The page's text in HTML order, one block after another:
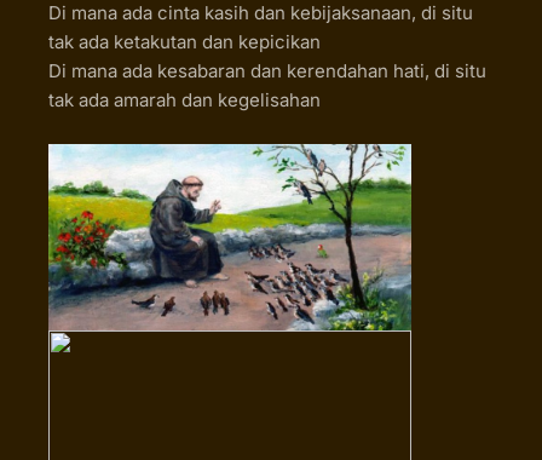
Di mana ada cinta kasih dan kebijaksanaan, di situ
tak ada ketakutan dan kepicikan
Di mana ada kesabaran dan kerendahan hati, di situ
tak ada amarah dan kegelisahan